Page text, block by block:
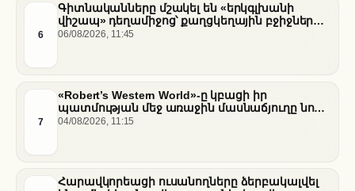
6
Գիտնականները մշակել են «երկգլխանի
վիշապ» դեղամիջոց՝ քաղցկեղային բջիջները
սովամահ անելու համար
06/08/2026, 11:45
7
«Robert’s Western World»-ը կբացի իր
պատմության մեջ առաջին մասնաճյուղը նոր
«Nissan Stadium» մարզադաշտում
04/08/2026, 11:15
Հարավկորեացի ուսանողները ձերբակալվել